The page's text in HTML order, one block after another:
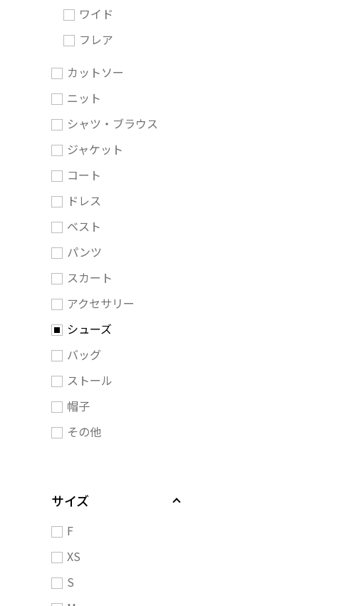
ワイド
フレア
カットソー
ニット
シャツ・ブラウス
ジャケット
コート
ドレス
ベスト
パンツ
スカート
アクセサリー
シューズ
バッグ
ストール
帽子
その他
サイズ
F
XS
S